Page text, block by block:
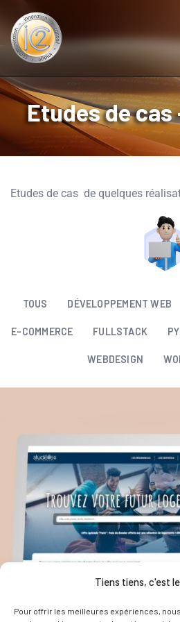
Tiens tiens, c'est
Pour offrir les meilleures expériences,
Etudes de
Etudes de cas de quelques
TOUS DÉVELOPPEMENT WEB
E-COMMERCE FULLSTACK
WEBDESIGN